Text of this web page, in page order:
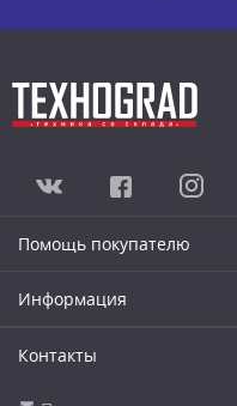
Помощь покупателю
Информация
Контакты